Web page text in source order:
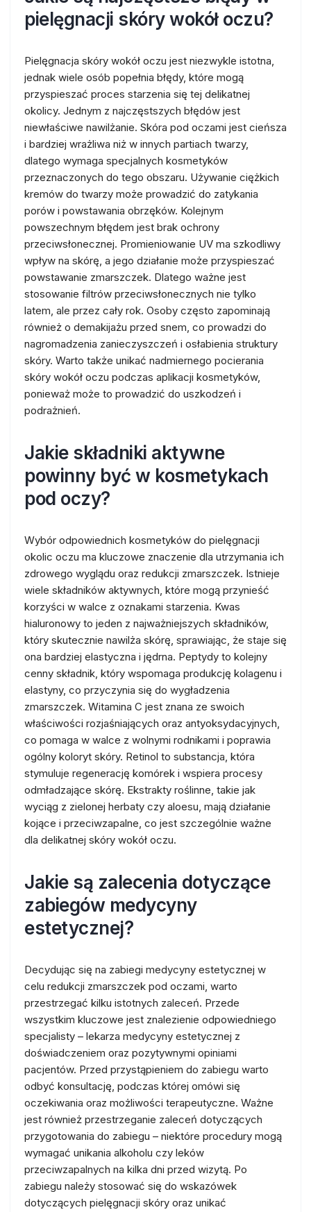
pielęgnacji skóry wokół oczu?
Pielęgnacja skóry wokół oczu jest niezwykle istotna,
jednak wiele osób popełnia błędy, które mogą
przyspieszać proces starzenia się tej delikatnej
okolicy. Jednym z najczęstszych błędów jest
niewłaściwe nawilżanie. Skóra pod oczami jest cieńsza
i bardziej wrażliwa niż w innych partiach twarzy,
dlatego wymaga specjalnych kosmetyków
przeznaczonych do tego obszaru. Używanie ciężkich
kremów do twarzy może prowadzić do zatykania
porów i powstawania obrzęków. Kolejnym
powszechnym błędem jest brak ochrony
przeciwsłonecznej. Promieniowanie UV ma szkodliwy
wpływ na skórę, a jego działanie może przyspieszać
powstawanie zmarszczek. Dlatego ważne jest
stosowanie filtrów przeciwsłonecznych nie tylko
latem, ale przez cały rok. Osoby często zapominają
również o demakijażu przed snem, co prowadzi do
nagromadzenia zanieczyszczeń i osłabienia struktury
skóry. Warto także unikać nadmiernego pocierania
skóry wokół oczu podczas aplikacji kosmetyków,
ponieważ może to prowadzić do uszkodzeń i
podrażnień.
Jakie składniki aktywne
powinny być w kosmetykach
pod oczy?
Wybór odpowiednich kosmetyków do pielęgnacji
okolic oczu ma kluczowe znaczenie dla utrzymania ich
zdrowego wyglądu oraz redukcji zmarszczek. Istnieje
wiele składników aktywnych, które mogą przynieść
korzyści w walce z oznakami starzenia. Kwas
hialuronowy to jeden z najważniejszych składników,
który skutecznie nawilża skórę, sprawiając, że staje się
ona bardziej elastyczna i jędrna. Peptydy to kolejny
cenny składnik, który wspomaga produkcję kolagenu i
elastyny, co przyczynia się do wygładzenia
zmarszczek. Witamina C jest znana ze swoich
właściwości rozjaśniających oraz antyoksydacyjnych,
co pomaga w walce z wolnymi rodnikami i poprawia
ogólny koloryt skóry. Retinol to substancja, która
stymuluje regenerację komórek i wspiera procesy
odmładzające skórę. Ekstrakty roślinne, takie jak
wyciąg z zielonej herbaty czy aloesu, mają działanie
kojące i przeciwzapalne, co jest szczególnie ważne
dla delikatnej skóry wokół oczu.
Jakie są zalecenia dotyczące
zabiegów medycyny
estetycznej?
Decydując się na zabiegi medycyny estetycznej w
celu redukcji zmarszczek pod oczami, warto
przestrzegać kilku istotnych zaleceń. Przede
wszystkim kluczowe jest znalezienie odpowiedniego
specjalisty – lekarza medycyny estetycznej z
doświadczeniem oraz pozytywnymi opiniami
pacjentów. Przed przystąpieniem do zabiegu warto
odbyć konsultację, podczas której omówi się
oczekiwania oraz możliwości terapeutyczne. Ważne
jest również przestrzeganie zaleceń dotyczących
przygotowania do zabiegu – niektóre procedury mogą
wymagać unikania alkoholu czy leków
przeciwzapalnych na kilka dni przed wizytą. Po
zabiegu należy stosować się do wskazówek
dotyczących pielęgnacji skóry oraz unikać